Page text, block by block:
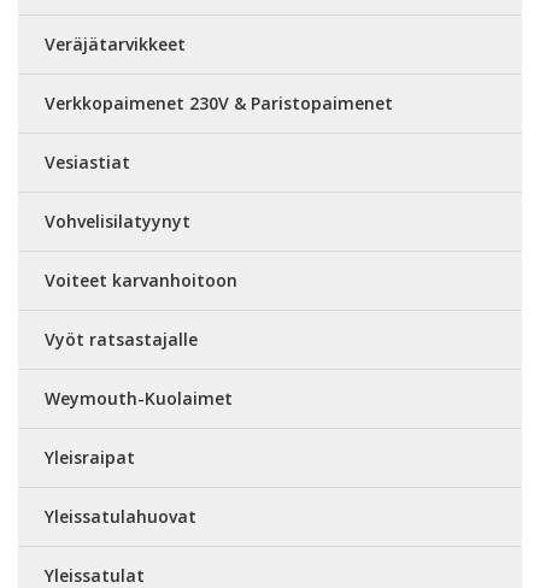
Veräjätarvikkeet
Verkkopaimenet 230V & Paristopaimenet
Vesiastiat
Vohvelisilatyynyt
Voiteet karvanhoitoon
Vyöt ratsastajalle
Weymouth-Kuolaimet
Yleisraipat
Yleissatulahuovat
Yleissatulat